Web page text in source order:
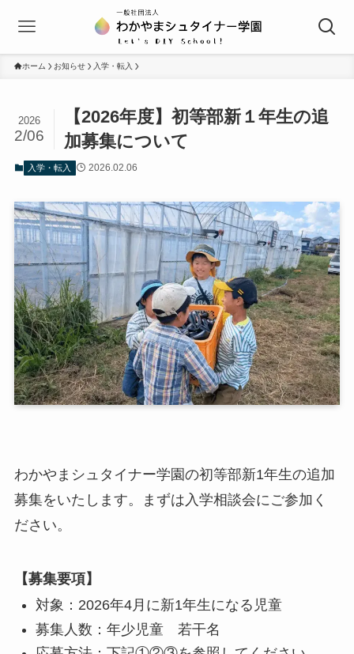
ホーム お知らせ 入学・転入
【2026年度】初等部新１年生の追
加募集について
2026
2/06
入学・転入 2026.02.06
わかやまシュタイナー学園の初等部新1年生の追加
募集をいたします。まずは入学相談会にご参加く
ださい。
【募集要項】
対象：2026年4月に新1年生になる児童
募集人数：年少児童 若干名